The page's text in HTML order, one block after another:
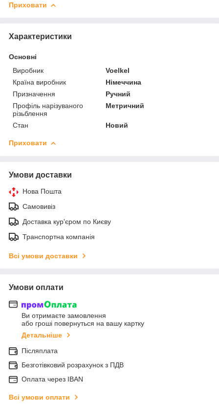
Приховати
Характеристики
Основні
Виробник
Voelkel
Країна виробник
Німеччина
Призначення
Ручний
Профіль нарізуваного
різьблення
Метричний
Стан Новий
Приховати
Умови доставки
Нова Пошта
Самовивіз
Доставка кур'єром по Києву
Транспортна компанія
Всі умови доставки
Умови оплати
Ви отримаєте замовлення
або гроші повернуться на вашу картку
Детальніше
Післяплата
Безготівковий розрахунок з ПДВ
Оплата через IBAN
Всі умови оплати